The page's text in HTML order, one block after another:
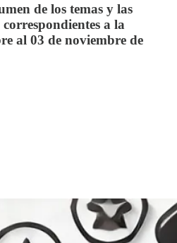
de los temas y las
a la
al 03 de noviembre de